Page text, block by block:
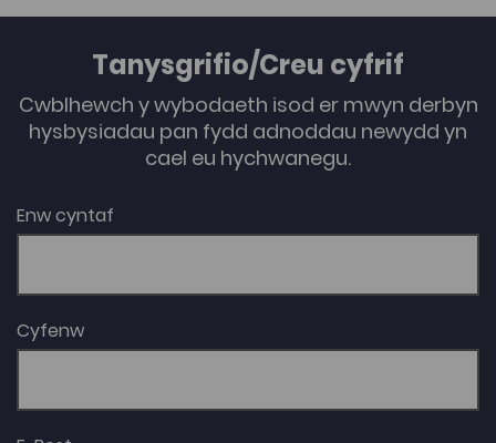
Tanysgrifio/Creu cyfrif
Cwblhewch y wybodaeth isod er mwyn derbyn
hysbysiadau pan fydd adnoddau newydd yn
cael eu hychwanegu.
Enw cyntaf
Cyfenw